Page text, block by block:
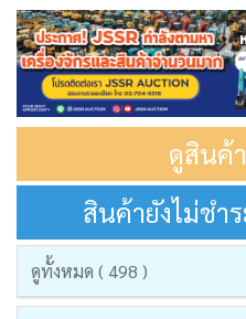
ดูสินค้
สินค้ายังไม่ชำ
ดูทั้งหมด ( 498 )